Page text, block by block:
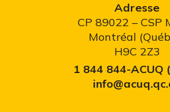
Adresse
CP 89022 – CSP
Montréal
H9C 2Z3
1 844 844-ACUQ